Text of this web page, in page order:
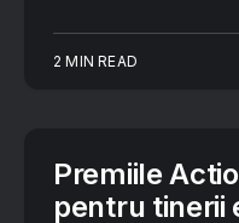
2 MIN READ
Premiile
pentru tinerii